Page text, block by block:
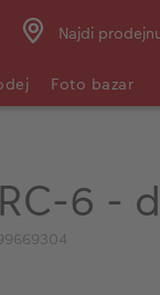
Najdi
Foto bazar
6 -